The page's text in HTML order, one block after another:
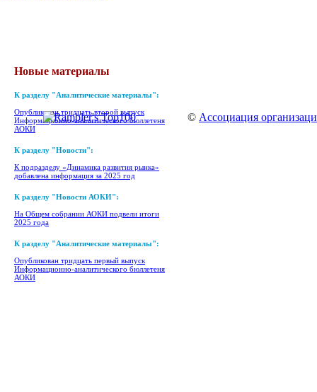
Новые материалы
К разделу "Аналитические материалы":
Опубликован тридцать второй выпуск
Информационно-аналитического бюллетеня
АОКИ
К разделу "Новости":
К подразделу «Динамика развития рынка»
добавлена информация за 2025 год
К разделу "Новости АОКИ":
На Общем собрании АОКИ подвели итоги
2025 года
К разделу "Аналитические материалы":
Опубликован тридцать первый выпуск
Информационно-аналитического бюллетеня
АОКИ
© Ассоциация